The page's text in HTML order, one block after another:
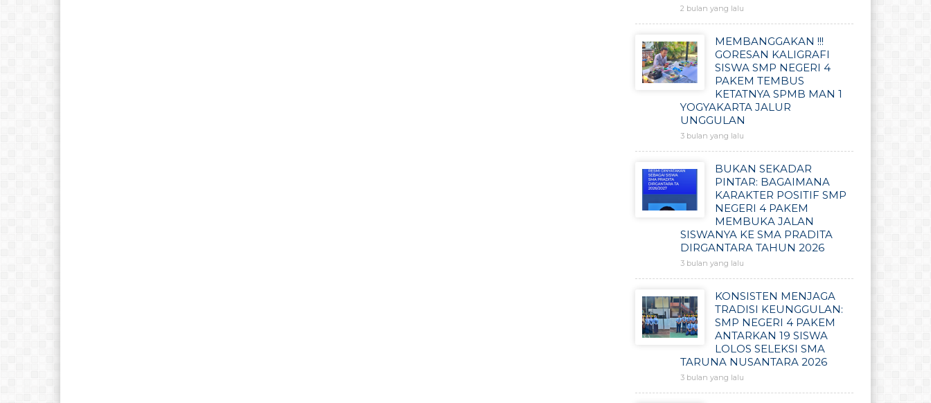
2 bulan yang lalu
MEMBANGGAKAN !!!
GORESAN KALIGRAFI
SISWA SMP NEGERI 4
PAKEM TEMBUS
KETATNYA SPMB MAN 1
YOGYAKARTA JALUR
UNGGULAN
3 bulan yang lalu
BUKAN SEKADAR
PINTAR: BAGAIMANA
KARAKTER POSITIF SMP
NEGERI 4 PAKEM
MEMBUKA JALAN
SISWANYA KE SMA PRADITA
DIRGANTARA TAHUN 2026
3 bulan yang lalu
KONSISTEN MENJAGA
TRADISI KEUNGGULAN:
SMP NEGERI 4 PAKEM
ANTARKAN 19 SISWA
LOLOS SELEKSI SMA
TARUNA NUSANTARA 2026
3 bulan yang lalu